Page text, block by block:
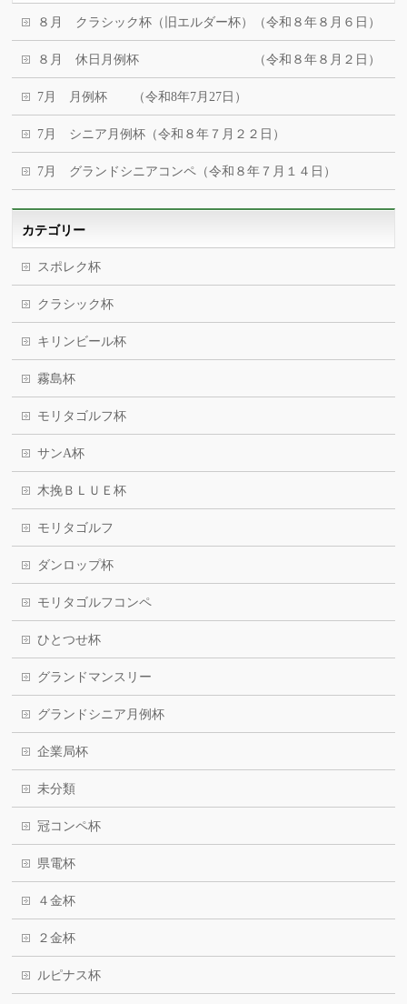
８月 クラシック杯（旧エルダー杯）（令和８年８月６日）
８月 休日月例杯 （令和８年８月２日）
7月 月例杯 （令和8年7月27日）
7月 シニア月例杯（令和８年７月２２日）
7月 グランドシニアコンペ（令和８年７月１４日）
カテゴリー
スポレク杯
クラシック杯
キリンビール杯
霧島杯
モリタゴルフ杯
サンA杯
木挽ＢＬＵＥ杯
モリタゴルフ
ダンロップ杯
モリタゴルフコンペ
ひとつせ杯
グランドマンスリー
グランドシニア月例杯
企業局杯
未分類
冠コンペ杯
県電杯
４金杯
２金杯
ルピナス杯